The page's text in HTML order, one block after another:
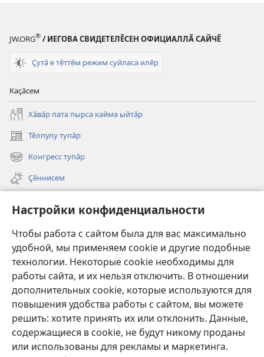
Настройки конфиденциальности
Чтобы работа с сайтом была для вас максимально
удобной, мы применяем cookie и другие подобные
технологии. Некоторые cookie необходимы для
работы сайта, и их нельзя отключить. В отношении
дополнительных cookie, которые используются для
повышения удобства работы с сайтом, вы можете
решить: хотите принять их или отклонить. Данные,
содержащиеся в cookie, не будут никому проданы
или использованы для рекламы и маркетинга.
JW.ORG® / ИЕГОВА СВИДЕТЕЛӖСЕН ОФИЦИАЛЛӐ САЙЧӖ
Ҫутӑ е тӗттӗм режим суйласа илӗр
Каҫӑсем
Хӑвӑр пата пырса кайма ыйтӑр
Тӗлпулу тупӑр
(открывается
в
новом
окне)
Конгресс тупӑр
(открывается
новом
Ҫӗннисем
Видео с тифлокомментариями
Шырав
Харпӑр хӑй ирӗкӗпе укҫа-тенкӗ парасси
(открывается
в
новом
окне)
Хурал башнин ОНЛАЙН-БИБЛИОТЕКИ
(открывается
в
новом
окне)
JW Hub
(открывается
в